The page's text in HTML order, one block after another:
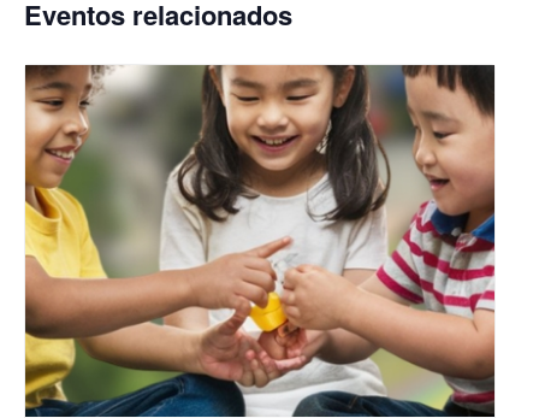
Eventos relacionados